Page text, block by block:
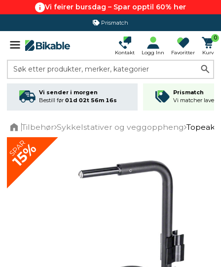
Vi feirer bursdag – Spar opptil 60% her
Prismatch
Kontakt Logg Inn Favoritter
0
Kurv
Søk etter produkter, merker, kategorier
Vi sender i morgen
Bestill før 01d 02t 56m 16s
Prismatch
Vi matcher
Tilbehør Sykkelstativer og veggoppheng Topeak
SPAR
15%